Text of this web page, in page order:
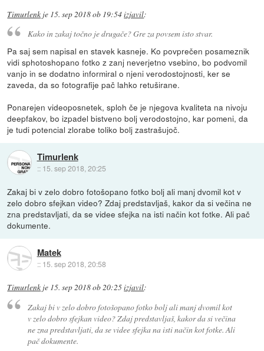
Timurlenk je 15. sep 2018 ob 19:54izjavil:
Kako in zakaj točno je drugače? Gre za povsem isto stvar.
Pa saj sem napisal en stavek kasneje. Ko povprečen posameznik
vidi sphotoshopano fotko z zanj neverjetno vsebino, bo podvomil
vanjo in se dodatno informiral o njeni verodostojnosti, ker se
zaveda, da so fotografije pač lahko retuširane.
Ponarejen videoposnetek, sploh če je njegova kvaliteta na nivoju
deepfakov, bo izpadel bistveno bolj verodostojno, kar pomeni, da
je tudi potencial zlorabe toliko bolj zastrašujoč.
Timurlenk
:: 15. sep 2018, 20:25
Zakaj bi v zelo dobro fotošopano fotko bolj ali manj dvomil kot v
zelo dobro sfejkan video? Zdaj predstavljaš, kakor da si večina ne
zna predstavljati, da se videe sfejka na isti način kot fotke. Ali pač
dokumente.
Matek
:: 15. sep 2018, 20:58
Timurlenk je 15. sep 2018 ob 20:25izjavil:
Zakaj bi v zelo dobro fotošopano fotko bolj ali manj dvomil kot
v zelo dobro sfejkan video? Zdaj predstavljaš, kakor da si večina
ne zna predstavljati, da se videe sfejka na isti način kot fotke. Ali
pač dokumente.